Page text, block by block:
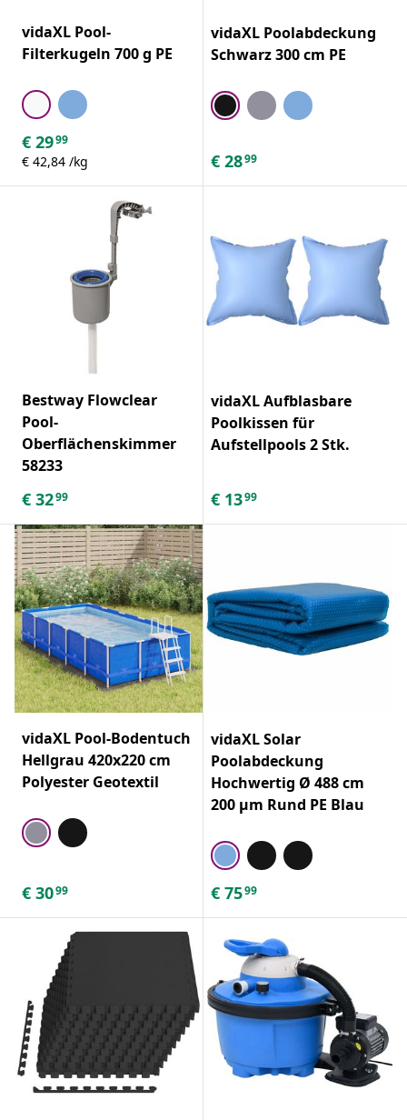
vidaXL Pool-
Filterkugeln 700 g PE
€ 2999
€ 42,84 /kg
vidaXL Poolabdeckung
Schwarz 300 cm PE
€ 2899
Bestway Flowclear
Pool-
Oberflächenskimmer
58233
€ 3299
vidaXL Aufblasbare
Poolkissen für
Aufstellpools 2 Stk.
€ 1399
vidaXL Pool-Bodentuch
Hellgrau 420x220 cm
Polyester Geotextil
€ 3099
vidaXL Solar
Poolabdeckung
Hochwertig Ø 488 cm
200 μm Rund PE Blau
€ 7599